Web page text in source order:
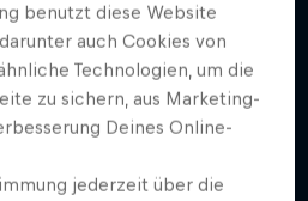
benutzt diese Website
auch Cookies von
Technologien, um die
zu sichern, aus Marketing-
Deines Online-
jederzeit über die